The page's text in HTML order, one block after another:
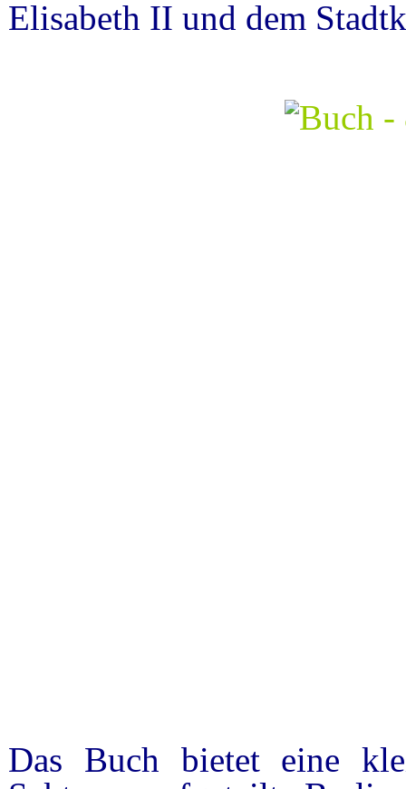
Elisabeth II und dem
Das Buch bietet eine